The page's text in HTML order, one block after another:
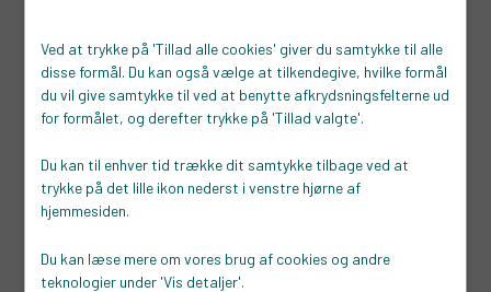
Ved at trykke på 'Tillad alle cookies' giver du samtykke til alle
disse formål. Du kan også vælge at tilkendegive, hvilke formål
du vil give samtykke til ved at benytte afkrydsningsfelterne ud
for formålet, og derefter trykke på 'Tillad valgte'.
Du kan til enhver tid trække dit samtykke tilbage ved at
trykke på det lille ikon nederst i venstre hjørne af
hjemmesiden.
Du kan læse mere om vores brug af cookies og andre
teknologier under 'Vis detaljer'.
fokus på aktuelle emner, der kan være vigtige for dig som
virksomhed.
når der kommer nye arrangementer.
Vi har også samlet en række
informationer om skat, indberetninger, patenter,